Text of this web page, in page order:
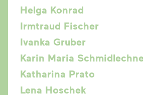
Helga Konrad
Irmtraud Fischer
Ivanka Gruber
Karin Maria
Katharina Prato
Lena Hoschek